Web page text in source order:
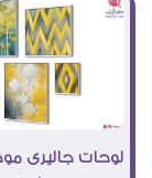
لوحات جاليرى